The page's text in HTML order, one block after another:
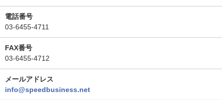
電話番号
03-6455-4711
FAX番号
03-6455-4712
メールアドレス
info@speedbusiness.net